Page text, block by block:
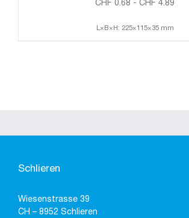
CHF 0.68 - CHF 4.89
L×B×H: 225×115×35 mm
Schlieren
Wiesenstrasse 39
CH – 8952 Schlieren